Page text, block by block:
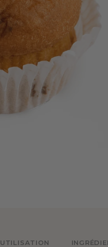
UTILISATION